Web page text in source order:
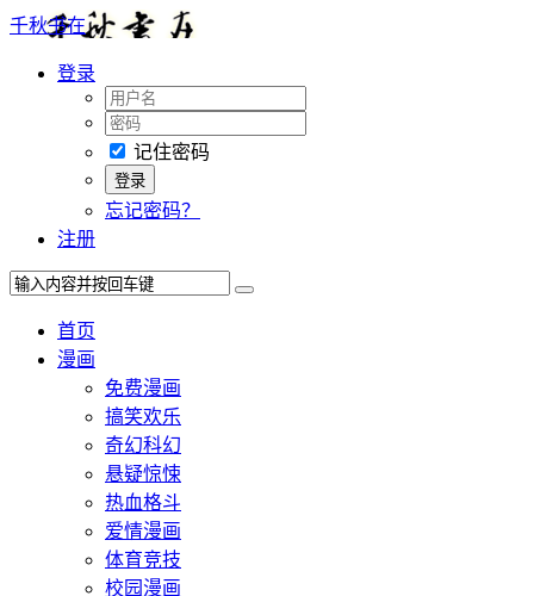
千秋书在
登录
记住密码
忘记密码？
注册
首页
漫画
免费漫画
搞笑欢乐
奇幻科幻
悬疑惊悚
热血格斗
爱情漫画
体育竞技
校园漫画